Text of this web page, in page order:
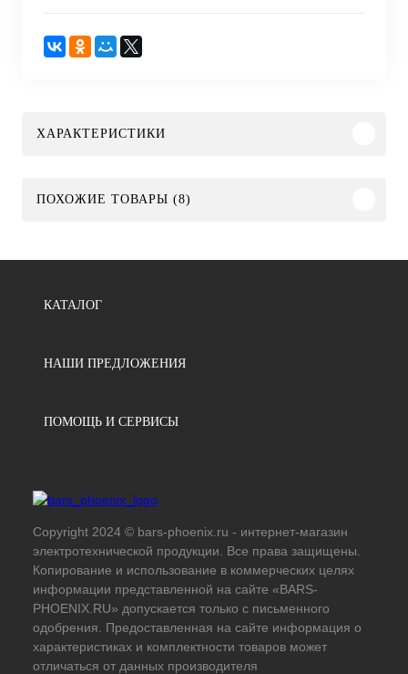
ХАРАКТЕРИСТИКИ
ПОХОЖИЕ ТОВАРЫ (8)
КАТАЛОГ
НАШИ ПРЕДЛОЖЕНИЯ
ПОМОЩЬ И СЕРВИСЫ
Copyright 2024 © bars-phoenix.ru - интернет-магазин
электротехнической продукции. Все права защищены.
Копирование и использование в коммерческих целях
информации представленной на сайте «BARS-
PHOENIX.RU» допускается только с письменного
одобрения. Предоставленная на сайте информация о
характеристиках и комплектности товаров может
отличаться от данных производителя